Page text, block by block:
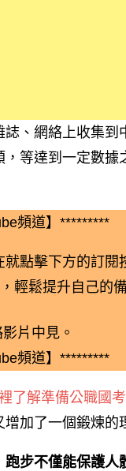
、網絡上收集到
等達到一定數據
頻道】*********
點擊下方的訂閱
輕鬆提升自己的備
片中見。
頻道】*********
了解準備公職國
了一個鍛煉的
跑步不僅能保護人